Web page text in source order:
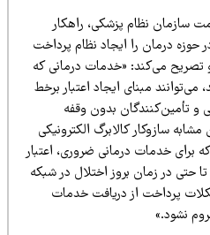
نظام پزشکی، راهکار
درمان را ایجاد نظام پرداخت
می‌کند: «خدمات درمانی که
مبنای ایجاد اعتبار برخط
بدون وقفه
کالابرگ الکترونیکی
خدمات درمانی ضروری، اعتبار
در زمان بروز اختلال در شبکه
پرداخت از دریافت خدمات